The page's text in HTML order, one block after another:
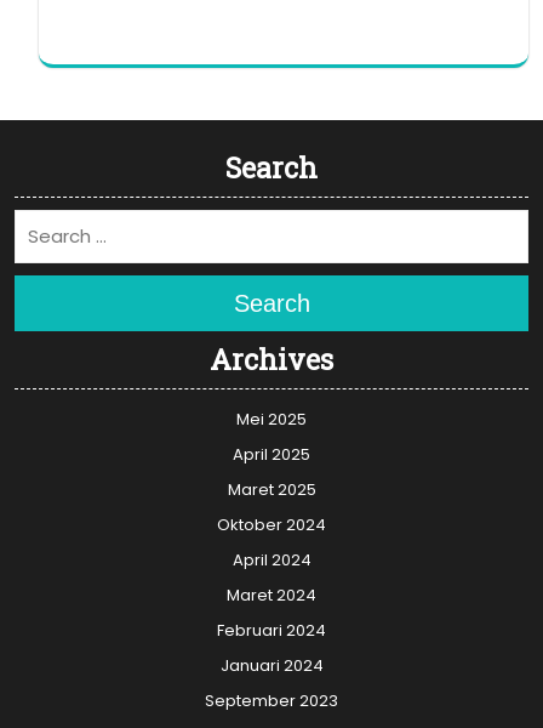
Search
Search
Archives
Mei 2025
April 2025
Maret 2025
Oktober 2024
April 2024
Maret 2024
Februari 2024
Januari 2024
September 2023